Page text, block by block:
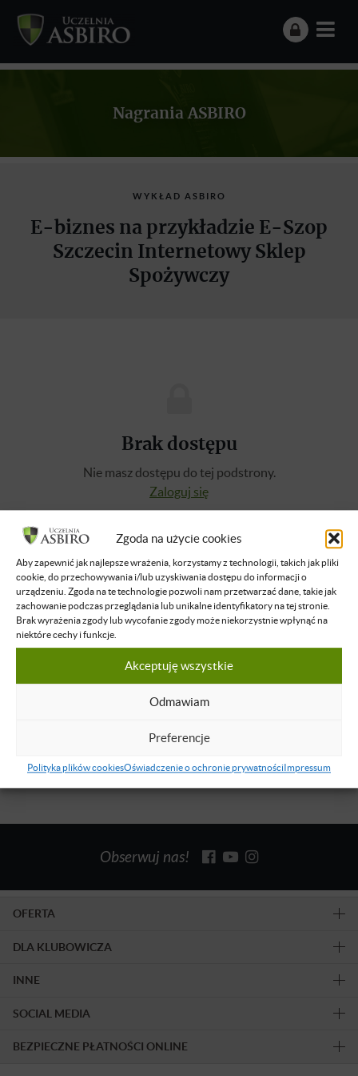
Zgoda na użycie cookies
Aby zapewnić jak najlepsze wrażenia, korzystamy z technologii, takich jak pliki
cookie, do przechowywania i/lub uzyskiwania dostępu do informacji o
urządzeniu. Zgoda na te technologie pozwoli nam przetwarzać dane, takie jak
zachowanie podczas przeglądania lub unikalne identyfikatory na tej stronie.
Brak wyrażenia zgody lub wycofanie zgody może niekorzystnie wpłynąć na
niektóre cechy i funkcje.
Akceptuję wszystkie
Odmawiam
Preferencje
Polityka plików cookiesOświadczenie o ochronie prywatnościImpressum
Nagrania ASBIRO
WYKŁAD ASBIRO
E-biznes na przykładzie E-Szop
Szczecin Internetowy Sklep
Spożywczy
Brak dostępu
Nie masz dostępu do tej podstrony.
Zaloguj się
O WYKŁADOWCY
Krzysztof Pronobis
Wolnościowiec z natury, życiowy
niepoprawny optymista. Prowadzi wraz z
żoną Internetowy Sklep Spożywczy w
Szczecinie www.e-szop24.pl.
Obserwuj nas!
OFERTA
DLA KLUBOWICZA
INNE
SOCIAL MEDIA
BEZPIECZNE PŁATNOŚCI ONLINE